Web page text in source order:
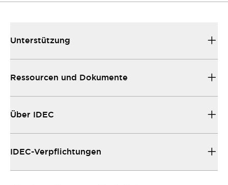
Unterstützung
Ressourcen und Dokumente
Über IDEC
IDEC-Verpflichtungen